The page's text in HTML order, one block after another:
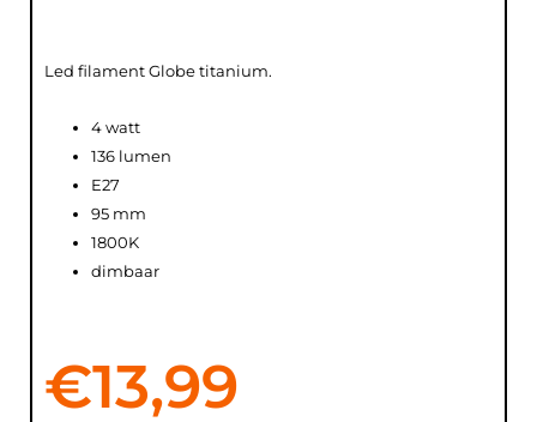
Led filament Globe titanium.
4 watt
136 lumen
E27
95 mm
1800K
dimbaar
€13,99